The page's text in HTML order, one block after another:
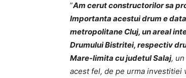
”Am cerut constructorilor sa
Importanta acestui drum e
metropolitane Cluj, un areal
Drumului Bistritei, respectiv
Mare-limita cu judetul Salaj,
acest fel, de pe urma investitiei